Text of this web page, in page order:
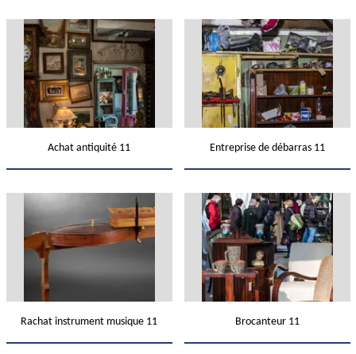
Achat antiquité 11 Entreprise de débarras 11
Rachat instrument musique 11 Brocanteur 11